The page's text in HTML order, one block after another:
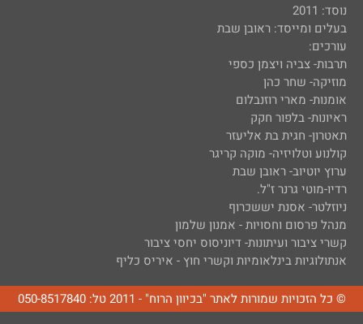
נוסד: 2011
בעלים ומייסד: ראובן שבת
עורכים:
תרבות- צביה ויצמן כספי
מוזיקה- שחר כהן
אומנות- מארי רוזנבלום
ראיונות- בלפור חקק
תאטרון- חגית בת אליעזר
קולנוע וטלויזיה- מוקה קריגר
ערוץ יוטיוב- ראובן שבת
רדיו-מוטי גרנר ז"ל.
ניוזלטר- אסנת יששכרוף
מנהל פרסום וחסויות - אמנון שלמון
קשרי ציבור ועיתונות- דיוניסוס יחסי ציבור
אנתולוגיות בינלאומיות וקשרי חוץ - איריס כליף
© כל הזכויות שמורות לאתר "בכיוון הרוח" - 2011 טל: 050-8517840